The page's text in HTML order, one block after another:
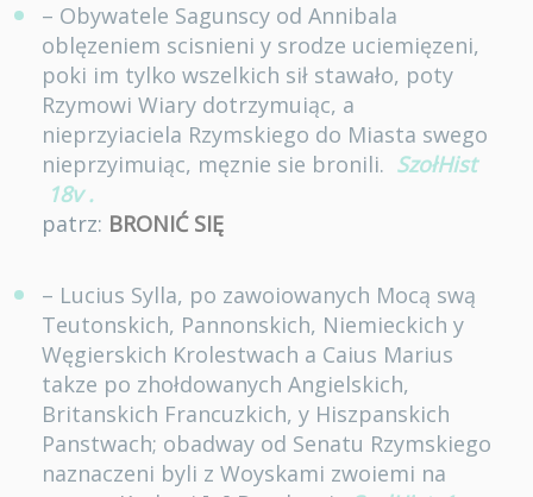
– Obywatele Sagunscy od Annibala
oblęzeniem scisnieni y srodze uciemięzeni,
poki im tylko wszelkich sił stawało, poty
Rzymowi Wiary dotrzymuiąc, a
nieprzyiaciela Rzymskiego do Miasta swego
nieprzyimuiąc, męznie sie bronili. SzołHist
18v .
patrz: BRONIĆ SIĘ
– Lucius Sylla, po zawoiowanych Mocą swą
Teutonskich, Pannonskich, Niemieckich y
Węgierskich Krolestwach a Caius Marius
takze po zhołdowanych Angielskich,
Britanskich Francuzkich, y Hiszpanskich
Panstwach; obadway od Senatu Rzymskiego
naznaczeni byli z Woyskami zwoiemi na